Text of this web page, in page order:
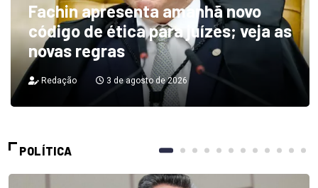
Fachin apresenta amanhã novo
código de ética para juízes; veja as
novas regras
Redação 3 de agosto de 2026
POLÍTICA